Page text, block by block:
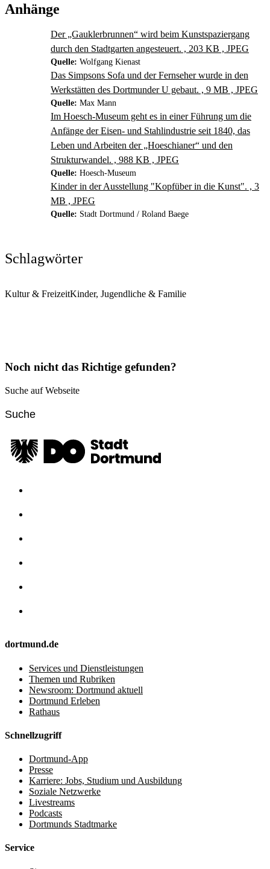
Anhänge
Der „Gauklerbrunnen“ wird beim Kunstspaziergang
durch den Stadtgarten angesteuert. , 203 KB , JPEG
Quelle: Wolfgang Kienast
Das Simpsons Sofa und der Fernseher wurde in den
Werkstätten des Dortmunder U gebaut. , 9 MB , JPEG
Quelle: Max Mann
Im Hoesch-Museum geht es in einer Führung um die
Anfänge der Eisen- und Stahlindustrie seit 1840, das
Leben und Arbeiten der „Hoeschianer“ und den
Strukturwandel. , 988 KB , JPEG
Quelle: Hoesch-Museum
Kinder in der Ausstellung "Kopfüber in die Kunst". , 3
MB , JPEG
Quelle: Stadt Dortmund / Roland Baege
Schlagwörter
Kultur & FreizeitKinder, Jugendliche & Familie
Noch nicht das Richtige gefunden?
Suche auf Webseite
dortmund.de
Services und Dienstleistungen
Themen und Rubriken
Newsroom: Dortmund aktuell
Dortmund Erleben
Rathaus
Schnellzugriff
Dortmund-App
Presse
Karriere: Jobs, Studium und Ausbildung
Soziale Netzwerke
Livestreams
Podcasts
Dortmunds Stadtmarke
Service